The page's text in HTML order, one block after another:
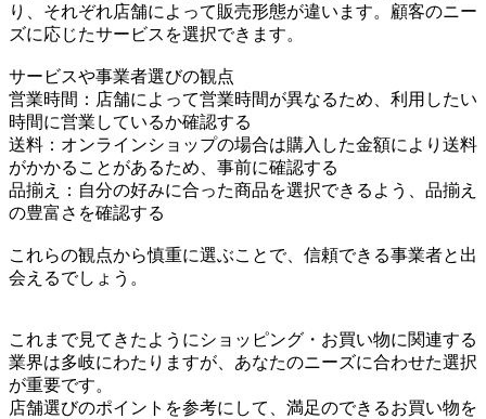
り、それぞれ店舗によって販売形態が違います。顧客のニー
ズに応じたサービスを選択できます。
サービスや事業者選びの観点
営業時間：店舗によって営業時間が異なるため、利用したい
時間に営業しているか確認する
送料：オンラインショップの場合は購入した金額により送料
がかかることがあるため、事前に確認する
品揃え：自分の好みに合った商品を選択できるよう、品揃え
の豊富さを確認する
これらの観点から慎重に選ぶことで、信頼できる事業者と出
会えるでしょう。
これまで見てきたようにショッピング・お買い物に関連する
業界は多岐にわたりますが、あなたのニーズに合わせた選択
が重要です。
店舗選びのポイントを参考にして、満足のできるお買い物を